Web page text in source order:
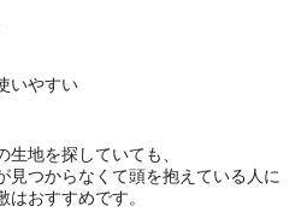
いやすい
地を探していても、
見つからなくて頭を抱えている人に
おすすめです。